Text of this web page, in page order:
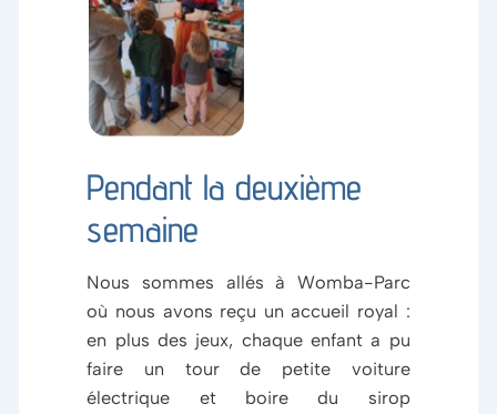
Neige et des
ses nombreux
nains
Pendant la deuxième
semaine
Nous sommes allés à Womba-Parc
où nous avons reçu un accueil royal :
en plus des jeux, chaque enfant a pu
faire un tour de petite voiture
électrique et boire du sirop